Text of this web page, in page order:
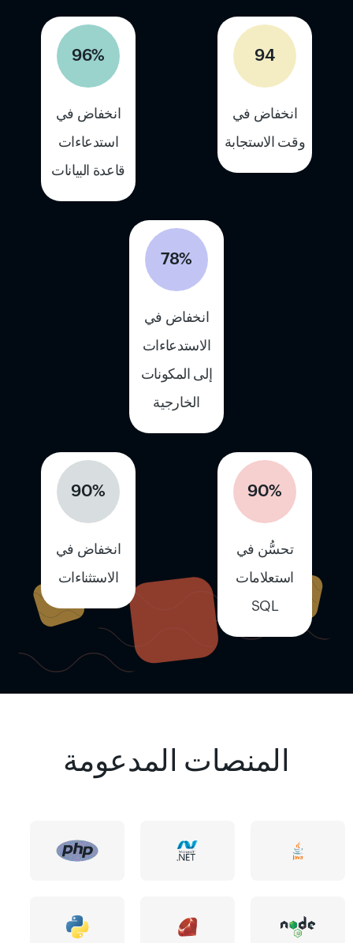
94
انخفاض في
وقت الاستجابة
96%
انخفاض في
استدعاءات
قاعدة البيانات
78%
انخفاض في
الاستدعاءات
إلى المكونات
الخارجية
90%
تحسُّن في
استعلامات
SQL
90%
انخفاض في
الاستثناءات
المنصات المدعومة